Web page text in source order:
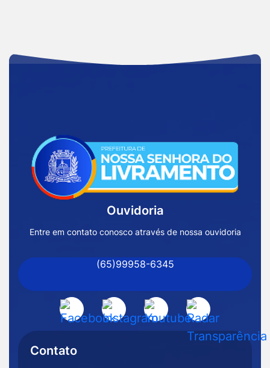
Acessar
Página
Inicial
de
Senhora
do
Livramento
MT
Acessar
a
Social
Acessar
a
Acessar
a
Acessar
a
Rede
Ouvidoria
Entre em contato conosco através de nossa ouvidoria
(65)99958-6345
Contato